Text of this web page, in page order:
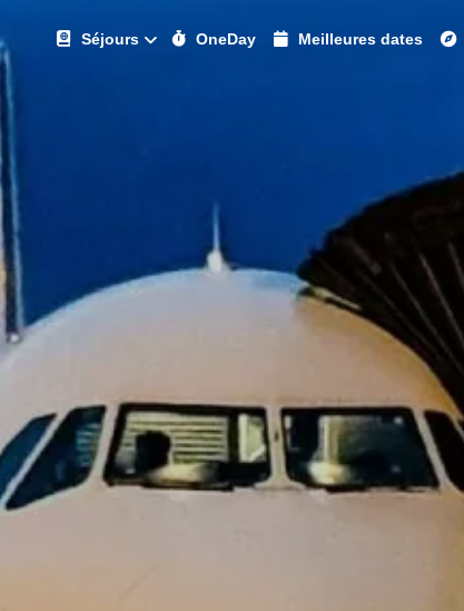
Séjours OneDay Meilleures dates